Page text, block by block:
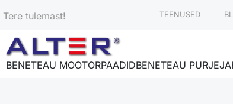
Tere tulemast! TEENUSED
BENETEAU MOOTORPAADIDBENETEAU